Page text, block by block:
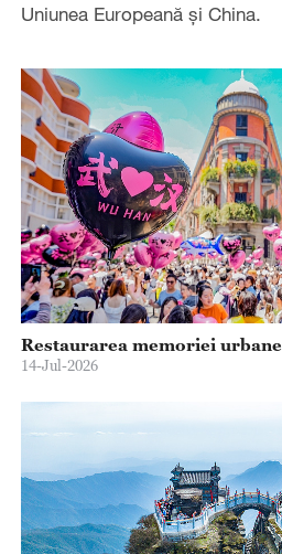
Uniunea Europeană și China.
Restaurarea memoriei urbane
14-Jul-2026